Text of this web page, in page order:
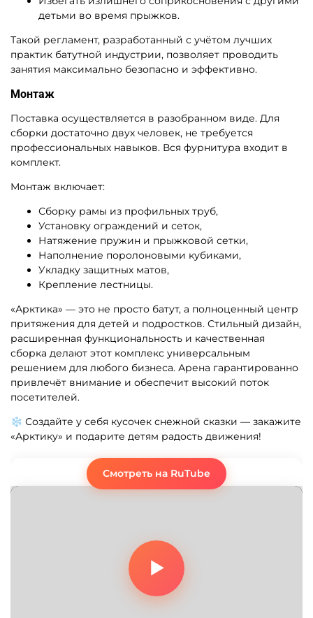
детьми во время прыжков.
Такой регламент, разработанный с учётом лучших
практик батутной индустрии, позволяет проводить
занятия максимально безопасно и эффективно.
Монтаж
Поставка осуществляется в разобранном виде. Для
сборки достаточно двух человек, не требуется
профессиональных навыков. Вся фурнитура входит в
комплект.
Монтаж включает:
Сборку рамы из профильных труб,
Установку ограждений и сеток,
Натяжение пружин и прыжковой сетки,
Наполнение поролоновыми кубиками,
Укладку защитных матов,
Крепление лестницы.
«Арктика» — это не просто батут, а полноценный центр
притяжения для детей и подростков. Стильный дизайн,
расширенная функциональность и качественная
сборка делают этот комплекс универсальным
решением для любого бизнеса. Арена гарантированно
привлечёт внимание и обеспечит высокий поток
посетителей.
❄️ Создайте у себя кусочек снежной сказки — закажите
«Арктику» и подарите детям радость движения!
Смотреть на RuTube